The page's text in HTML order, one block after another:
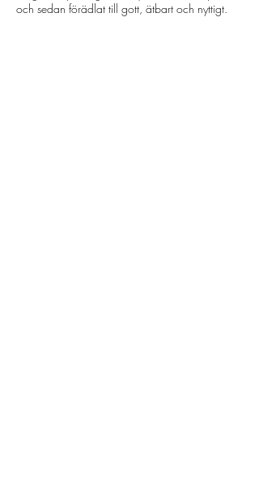
och sedan förädlat till gott, ätbart och nyttigt.